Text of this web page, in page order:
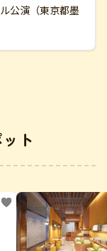
公演（東京都墨
ト